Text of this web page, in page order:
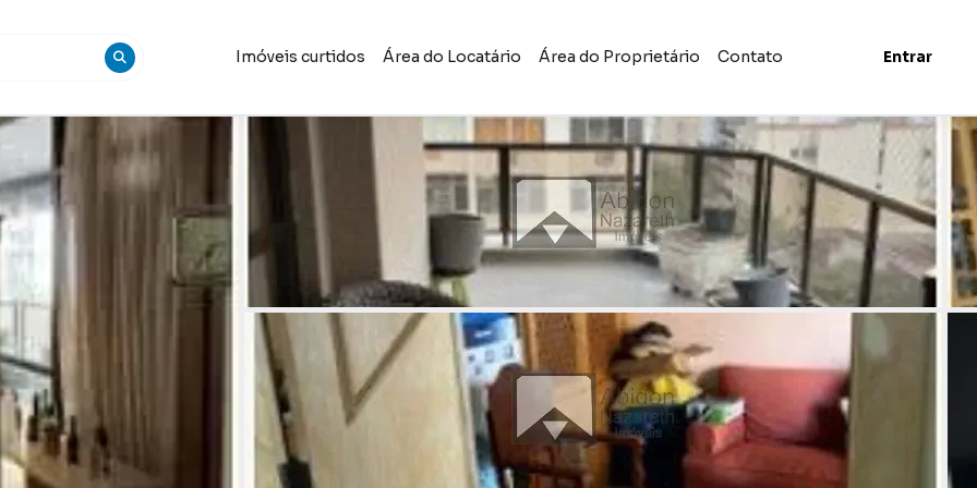
Imóveis curtidos Área do Locatário Área do Proprietário Contato Entrar